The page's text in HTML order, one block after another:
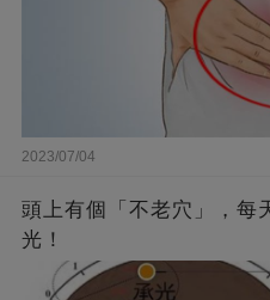
2023/07/04
頭上有個「不老穴」，每
光！